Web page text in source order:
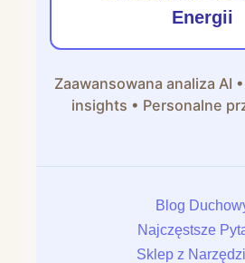
Energii
Zaawansowana analiza AI
insights • Personalne
Blog
Najczęstsze
Sklep z